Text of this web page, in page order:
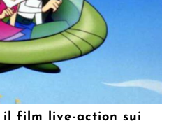
il film live-action sui